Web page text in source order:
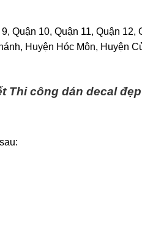
Quận 10, Quận 11, Quận 12,
Huyện Hóc Môn, Huyện
Thi công dán decal đẹp